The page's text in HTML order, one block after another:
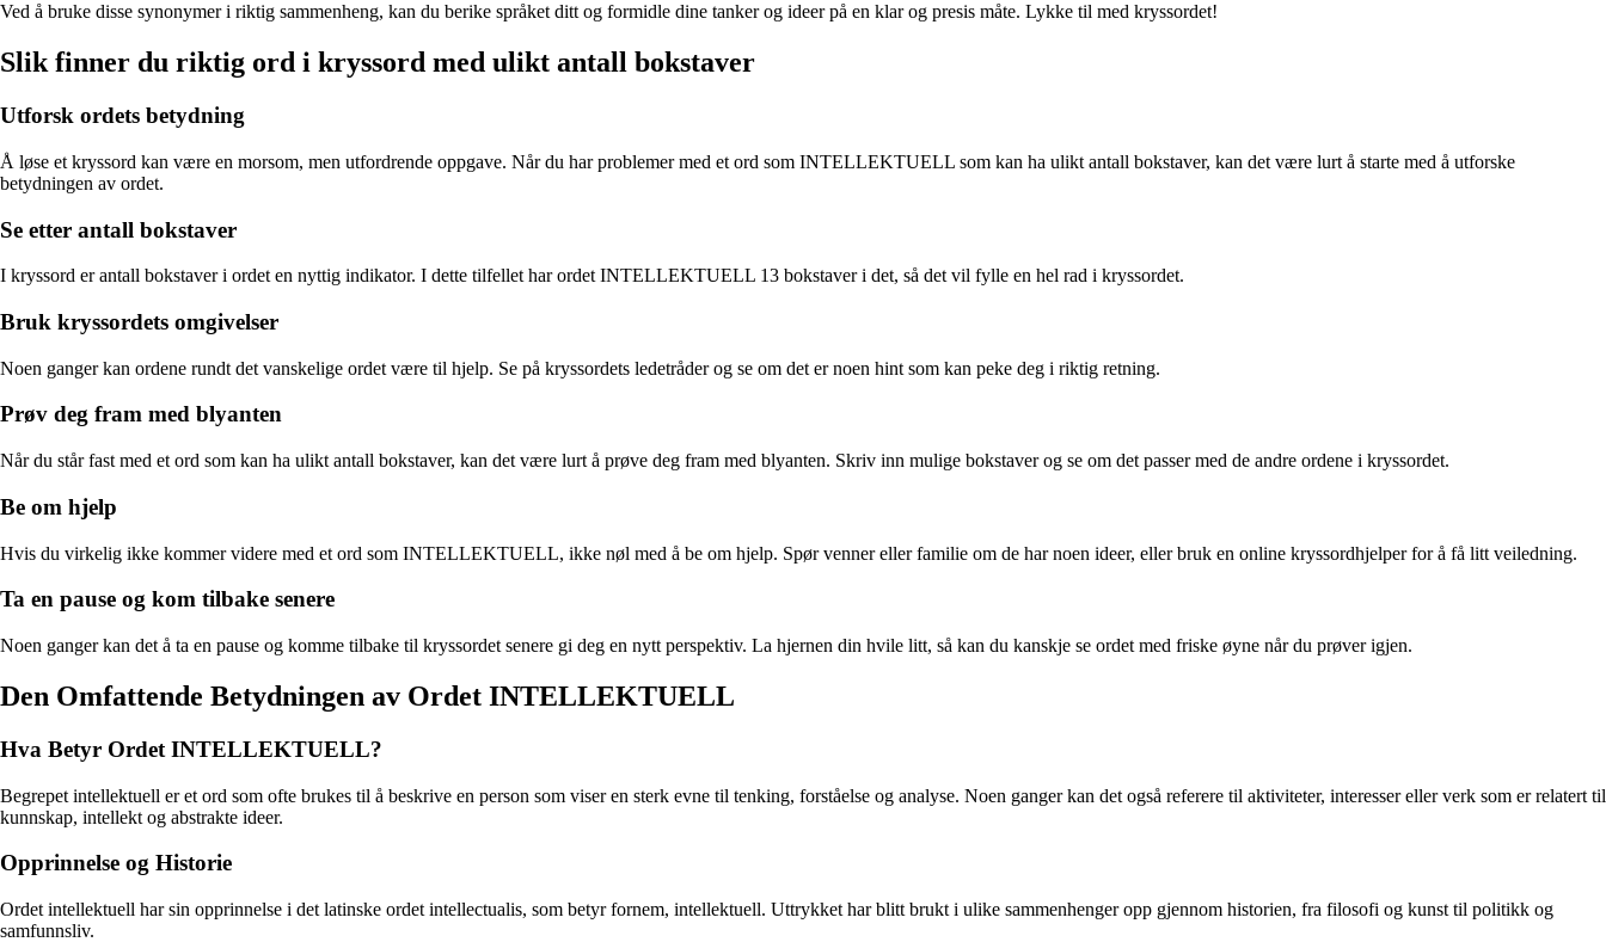
Ved å bruke disse synonymer i riktig sammenheng, kan du berike språket ditt og formidle dine tanker og ideer på en klar og presis måte. Lykke til med kryssordet!
Slik finner du riktig ord i kryssord med ulikt antall bokstaver
Utforsk ordets betydning
Å løse et kryssord kan være en morsom, men utfordrende oppgave. Når du har problemer med et ord som INTELLEKTUELL som kan ha ulikt antall bokstaver, kan det være lurt å starte med å utforske
betydningen av ordet.
Se etter antall bokstaver
I kryssord er antall bokstaver i ordet en nyttig indikator. I dette tilfellet har ordet INTELLEKTUELL 13 bokstaver i det, så det vil fylle en hel rad i kryssordet.
Bruk kryssordets omgivelser
Noen ganger kan ordene rundt det vanskelige ordet være til hjelp. Se på kryssordets ledetråder og se om det er noen hint som kan peke deg i riktig retning.
Prøv deg fram med blyanten
Når du står fast med et ord som kan ha ulikt antall bokstaver, kan det være lurt å prøve deg fram med blyanten. Skriv inn mulige bokstaver og se om det passer med de andre ordene i kryssordet.
Be om hjelp
Hvis du virkelig ikke kommer videre med et ord som INTELLEKTUELL, ikke nøl med å be om hjelp. Spør venner eller familie om de har noen ideer, eller bruk en online kryssordhjelper for å få litt veiledning.
Ta en pause og kom tilbake senere
Noen ganger kan det å ta en pause og komme tilbake til kryssordet senere gi deg en nytt perspektiv. La hjernen din hvile litt, så kan du kanskje se ordet med friske øyne når du prøver igjen.
Den Omfattende Betydningen av Ordet INTELLEKTUELL
Hva Betyr Ordet INTELLEKTUELL?
Begrepet intel­lek­tu­ell er et ord som ofte brukes til å beskrive en person som viser en sterk evne til tenking, forståelse og analyse. Noen ganger kan det også referere til aktiviteter, interesser eller verk som er relatert til
kunnskap, intellekt og abstrakte ideer.
Opprinnelse og Historie
Ordet intel­lek­tu­ell har sin opprinnelse i det latinske ordet inte­llec­tua­lis, som betyr for­nem, intellektuell. Uttrykket har blitt brukt i ulike sammenhenger opp gjennom historien, fra filosofi og kunst til politikk og
samfunnsliv.